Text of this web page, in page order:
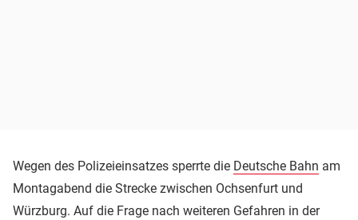
Wegen des Polizeieinsatzes sperrte die Deutsche Bahn am
Montagabend die Strecke zwischen Ochsenfurt und
Würzburg. Auf die Frage nach weiteren Gefahren in der